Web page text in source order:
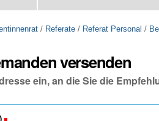
/ Referate / Referat Personal /
versenden
ein, an die Sie die